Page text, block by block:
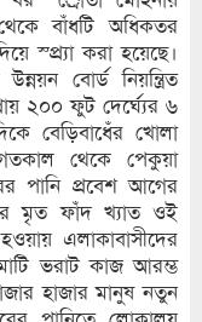
বাঁধটি অধিকতর
স্প্র্যা করা হয়েছে।
বোর্ড নিয়ন্ত্রিত
২০০ ফুট দের্ঘ্যের ৬
বেড়িবাধেঁর খোলা
থেকে পেকুয়া
পানি প্রবেশ আগের
মৃত ফাঁদ খ্যাত ওই
এলাকাবাসীদের
মাটি ভরাট কাজ আরম্ভ
হাজার মানুষ নতুন